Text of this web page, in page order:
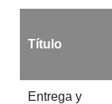
Título
Entrega y